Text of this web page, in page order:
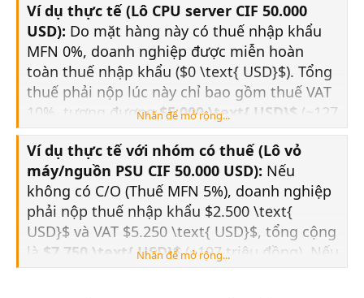
Ví dụ thực tế (Lô CPU server CIF 50.000
USD): Do mặt hàng này có thuế nhập khẩu
MFN 0%, doanh nghiệp được miễn hoàn
toàn thuế nhập khẩu ($0 \text{ USD}$). Tổng
thuế phải nộp lúc này chỉ bao gồm thuế VAT
10%, tương đương$5.000 \text{ USD}$ (~127
triệu đồng).
Nhấn để mở rộng...
Ví dụ thực tế với nhóm có thuế (Lô vỏ
máy/nguồn PSU CIF 50.000 USD): Nếu
không có C/O (Thuế MFN 5%), doanh nghiệp
phải nộp thuế nhập khẩu $2.500 \text{
USD}$ và VAT $5.250 \text{ USD}$, tổng cộng
là $7.750 \text{ USD}$(~197 triệu đồng). Nếu
sử dụng C/O Form E từ Trung Quốc để hạ
Nhấn để mở rộng...